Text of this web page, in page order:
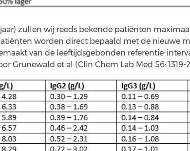
jaar) zullen wij reeds bekende patiënten
worden direct bepaald met de nieuwe
van de leeftijdsgebonden referentie-
Grunewald et al (Clin Chem Lab Med 56: 1319-